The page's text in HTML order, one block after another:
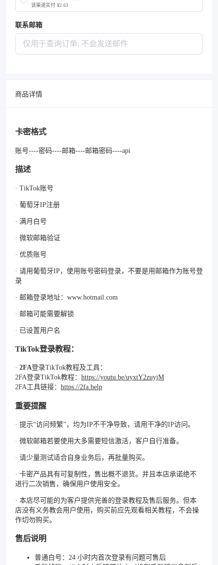
该渠道实付 ¥2.63
联系邮箱
商品详情
卡密格式
账号----密码----邮箱----邮箱密码----api
描述
· TikTok账号
· 葡萄牙IP注册
· 满月白号
· 微软邮箱验证
· 优质账号
· 请用葡萄牙IP，使用账号密码登录，不要是用邮箱作为账号登
录
· 邮箱登录地址：www.hotmail.com
· 邮箱可能需要解锁
· 已设置用户名
TikTok登录教程：
· 2FA登录TikTok教程及工具：
2FA登录TikTok教程： https://youtu.be/uyxtY2zuyjM
2FA工具链接： https://2fa.help
重要提醒
· 提示“访问频繁”，均为IP不干净导致，请用干净的IP访问。
· 微软邮箱若要使用大多需要短信激活，客户自行准备。
· 请少量测试适合自身业务后，再批量购买。
· 卡密产品具有可复制性，售出概不退货。并且本店承诺绝不
进行二次销售，确保用户使用安全。
· 本店尽可能的为客户提供完善的登录教程及售后服务。但本
店没有义务教会用户使用，购买前应先观看相关教程，不会操
作切勿购买。
售后说明
普通白号：24 小时内首次登录有问题可售后